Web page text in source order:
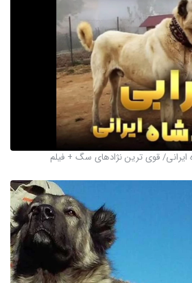
قوی ترین نژادهای سگ + فیلم